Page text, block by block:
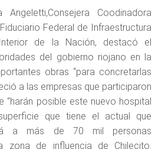
Coodinadora
Federal de Infraestructura
de la Nación, destacó el
del gobierno riojano en la
obras “para concretarlas
a las empresas que participaron
“harán posible este nuevo hospital
que tiene el actual que
a más de 70 mil personas
zona de influencia de Chilecito.